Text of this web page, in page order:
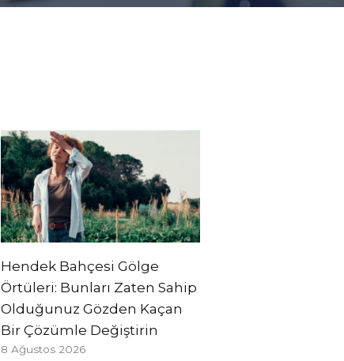
Hendek Bahçesi Gölge
Örtüleri: Bunları Zaten Sahip
Olduğunuz Gözden Kaçan
Bir Çözümle Değiştirin
8 Ağustos 2026